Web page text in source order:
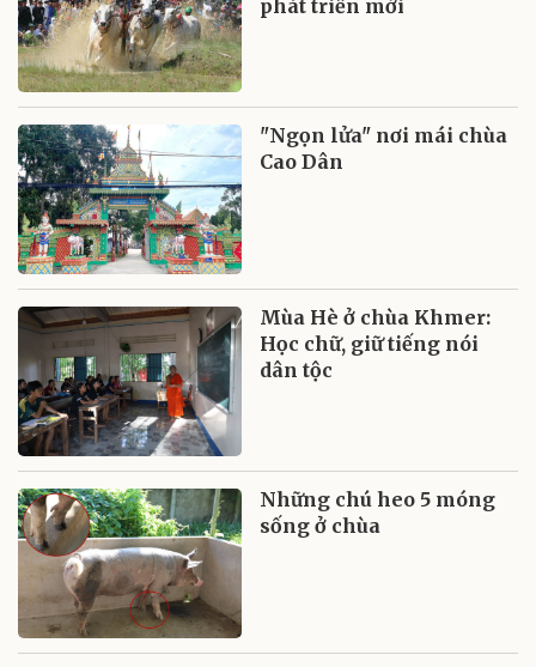
phát triển mới
"Ngọn lửa" nơi mái chùa
Cao Dân
Mùa Hè ở chùa Khmer:
Học chữ, giữ tiếng nói
dân tộc
Những chú heo 5 móng
sống ở chùa